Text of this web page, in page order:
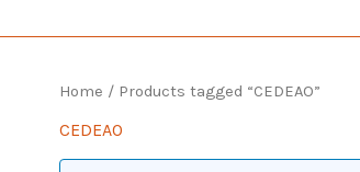
Home / Products tagged “CEDEAO”
CEDEAO